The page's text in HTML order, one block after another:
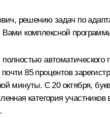
решению задач по
комплексной
85 процентов
минуты. С 20 октября,
категория